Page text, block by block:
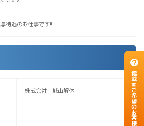
掲載をご希望のお客様
厚待遇のお仕事です!!
株式会社 城山解体